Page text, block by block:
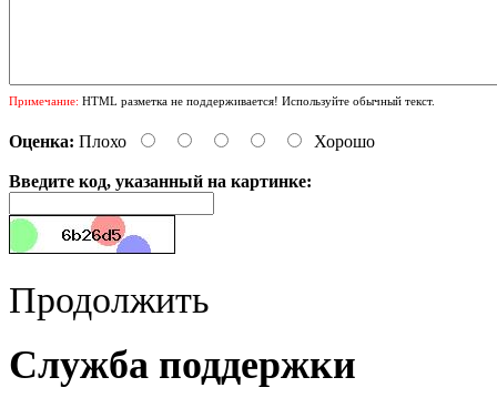
Примечание: HTML разметка не поддерживается! Используйте обычный текст.
Оценка: Плохо Хорошо
Введите код, указанный на картинке:
Продолжить
Служба поддержки